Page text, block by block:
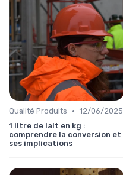
Qualité Produits • 12/06/2025
1 litre de lait en kg :
comprendre la conversion et
ses implications